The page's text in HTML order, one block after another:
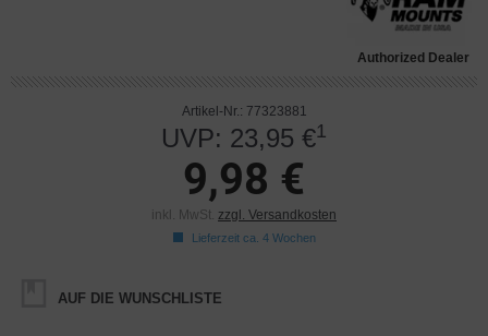
Authorized Dealer
Artikel-Nr.: 77323881
UVP: 23,95 €1
9,98 €
inkl. MwSt. zzgl. Versandkosten
Lieferzeit ca. 4 Wochen
AUF DIE WUNSCHLISTE